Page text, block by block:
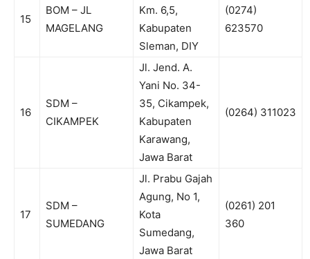
15
BOM – JL
MAGELANG
Km. 6,5,
Kabupaten
Sleman, DIY
(0274)
623570
16
SDM –
CIKAMPEK
Jl. Jend. A.
Yani No. 34-
35, Cikampek,
Kabupaten
Karawang,
Jawa Barat
(0264) 311023
17
SDM –
SUMEDANG
Jl. Prabu Gajah
Agung, No 1,
Kota
Sumedang,
Jawa Barat
(0261) 201
360